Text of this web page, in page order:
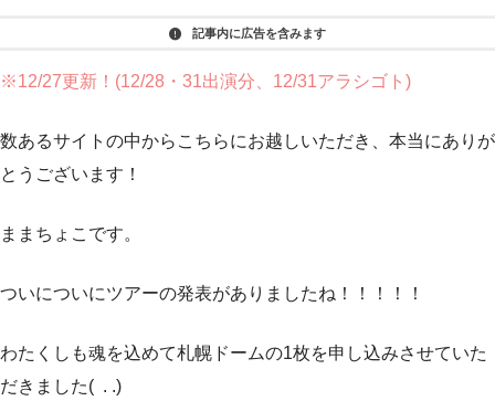
記事内に広告を含みます
※12/27更新！(12/28・31出演分、12/31アラシゴト)
数あるサイトの中からこちらにお越しいただき、本当にありが
とうございます！
ままちょこです。
ついについにツアーの発表がありましたね！！！！！
わたくしも魂を込めて札幌ドームの1枚を申し込みさせていた
だきました( . .)